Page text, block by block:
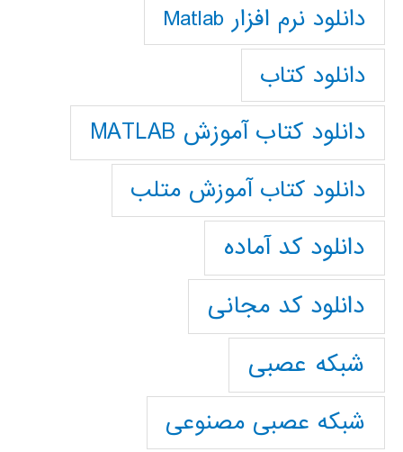
دانلود نرم افزار Matlab
دانلود کتاب
دانلود کتاب آموزش MATLAB
دانلود کتاب آموزش متلب
دانلود کد آماده
دانلود کد مجانی
شبکه عصبی
شبکه عصبی مصنوعی